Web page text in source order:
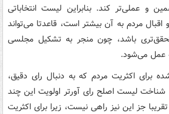
و عملی‌تر کند. بنابراین لیست انتخاباتی
مردم به آن بیشتر است، قاعدتا می‌تواند
باشد، چون منجر به تشکیل مجلسی
عمل می‌شود.
برای اکثریت مردم که به دنبال رای دقیق،
شناخت لیست اصلح رای آورتر اولویت این چند
جز این نیز راهی نیست، زیرا برای اکثریت